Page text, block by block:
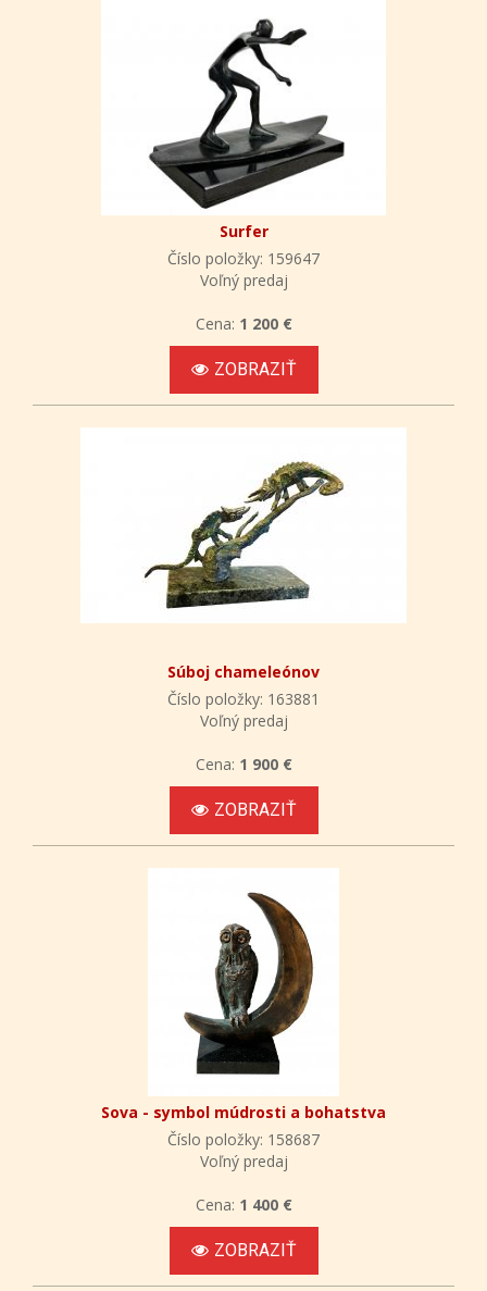
Surfer
Číslo položky: 159647
Voľný predaj
Cena: 1 200 €
ZOBRAZIŤ
Súboj chameleónov
Číslo položky: 163881
Voľný predaj
Cena: 1 900 €
ZOBRAZIŤ
Sova - symbol múdrosti a bohatstva
Číslo položky: 158687
Voľný predaj
Cena: 1 400 €
ZOBRAZIŤ